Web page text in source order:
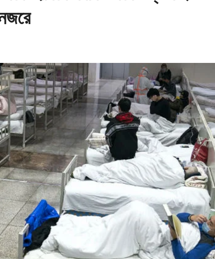
ওসি প্রত্যাহার
ডলার ক্ষতিপূরণ পাচ্ছে বাংলাদেশ
জারি
পেল বাংলাদেশ
উত্তেজনা! আগুনে পুড়ল বেশ কিছু বাড়ি
দুটি সংস্থা হচ্ছে
দেবে না সৌদি আরব
সজাগ
বদল আসবে